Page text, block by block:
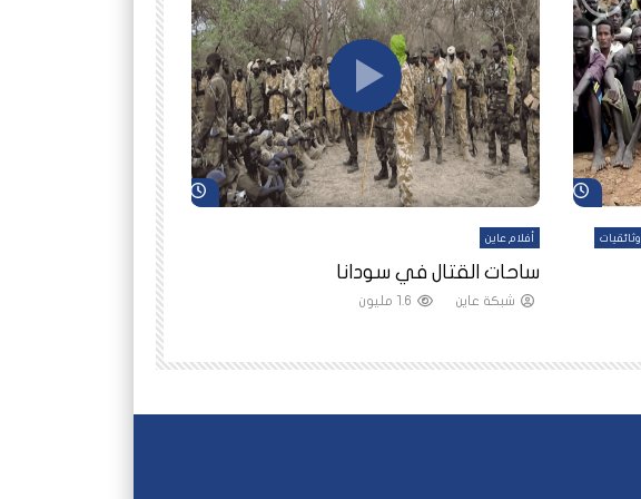
شاهد لاحقاً
وثائقيات
شاهد لاحقاً
أفلام عاين
ساحات القتال في سودانا
شبكة عاين 1.6 مليون
رانيا مأمون: الثمن